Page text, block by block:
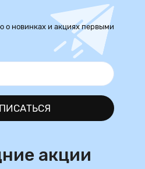
о новинках и акциях первыми
акции